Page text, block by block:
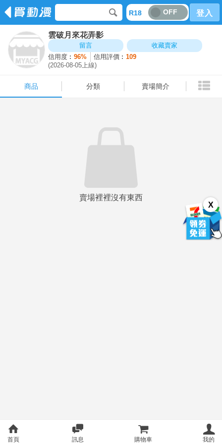
R18 OFF 登入
雲破月來花弄影
留言
收藏賣家
信用度︰96% 信用評價︰109
(2026-08-05上線)
商品 分類 賣場簡介
X
賣場裡裡沒有東西
商品 分類
首頁 訊息 購物車 我的